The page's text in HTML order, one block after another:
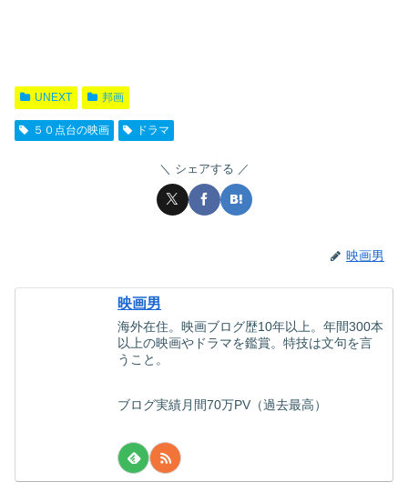
UNEXT 邦画
５０点台の映画 ドラマ
シェアする
映画男
映画男
海外在住。映画ブログ歴10年以上。年間300本
以上の映画やドラマを鑑賞。特技は文句を言
うこと。
ブログ実績月間70万PV（過去最高）